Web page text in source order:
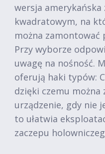
wersja amerykańska
kwadratowym, na
można zamontować
Przy wyborze
uwagę na nośność.
oferują haki typów:
dzięki czemu można
urządzenie, gdy nie
to ułatwia
zaczepu